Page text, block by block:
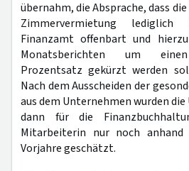
übernahm, die Absprache, dass
Zimmervermietung lediglich
Finanzamt offenbart und
Monatsberichten um
Prozentsatz gekürzt werden
Nach dem Ausscheiden der
aus dem Unternehmen wurden
dann für die
Mitarbeiterin nur noch
Vorjahre geschätzt.